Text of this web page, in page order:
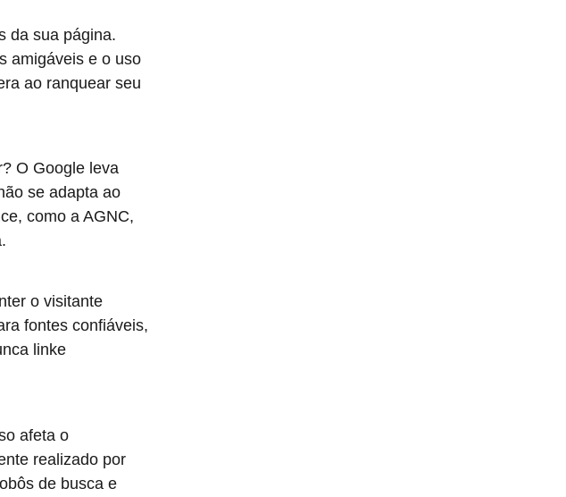
da sua página.
amigáveis e o uso
ao ranquear seu
O Google leva
se adapta ao
como a AGNC,
o visitante
fontes confiáveis,
linke
afeta o
realizado por
de busca e